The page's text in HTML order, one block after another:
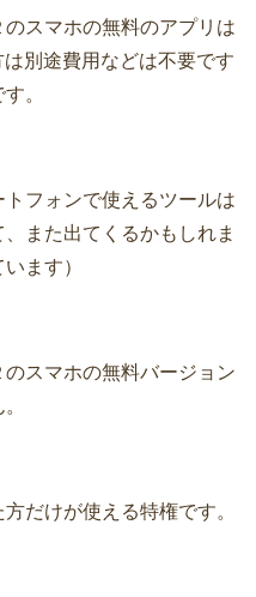
スマホの無料のアプリは
別途費用などは不要です
。
フォンで使えるツールは
また出てくるかもしれま
ます）
スマホの無料バージョン
だけが使える特権です。